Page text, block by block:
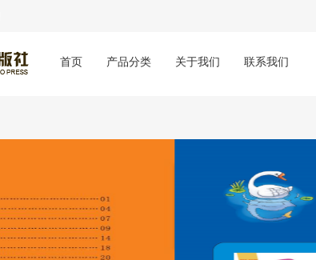
首页 产品分类 关于我们 联系我们